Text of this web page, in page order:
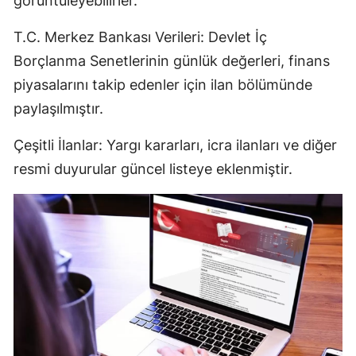
T.C. Merkez Bankası Verileri: Devlet İç
Borçlanma Senetlerinin günlük değerleri, finans
piyasalarını takip edenler için ilan bölümünde
paylaşılmıştır.
Çeşitli İlanlar: Yargı kararları, icra ilanları ve diğer
resmi duyurular güncel listeye eklenmiştir.